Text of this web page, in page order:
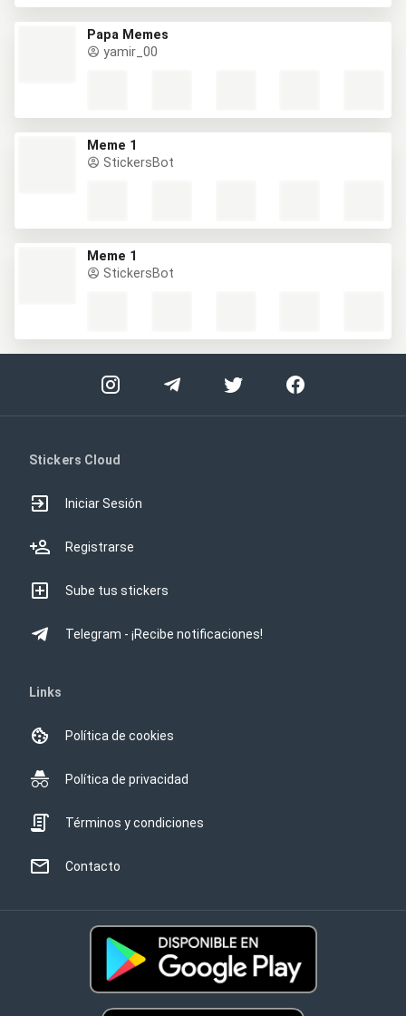
Papa Memes
yamir_00
Meme 1
StickersBot
Meme 1
StickersBot
Stickers Cloud
Iniciar Sesión
Registrarse
Sube tus stickers
Telegram - ¡Recibe notificaciones!
Links
Política de cookies
Política de privacidad
Términos y condiciones
Contacto